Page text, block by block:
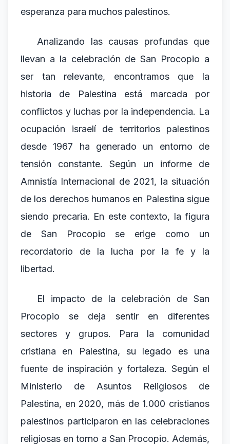
esperanza para muchos palestinos.
Analizando las causas profundas que
llevan a la celebración de San Procopio a
ser tan relevante, encontramos que la
historia de Palestina está marcada por
conflictos y luchas por la independencia. La
ocupación israelí de territorios palestinos
desde 1967 ha generado un entorno de
tensión constante. Según un informe de
Amnistía Internacional de 2021, la situación
de los derechos humanos en Palestina sigue
siendo precaria. En este contexto, la figura
de San Procopio se erige como un
recordatorio de la lucha por la fe y la
libertad.
El impacto de la celebración de San
Procopio se deja sentir en diferentes
sectores y grupos. Para la comunidad
cristiana en Palestina, su legado es una
fuente de inspiración y fortaleza. Según el
Ministerio de Asuntos Religiosos de
Palestina, en 2020, más de 1.000 cristianos
palestinos participaron en las celebraciones
religiosas en torno a San Procopio. Además,